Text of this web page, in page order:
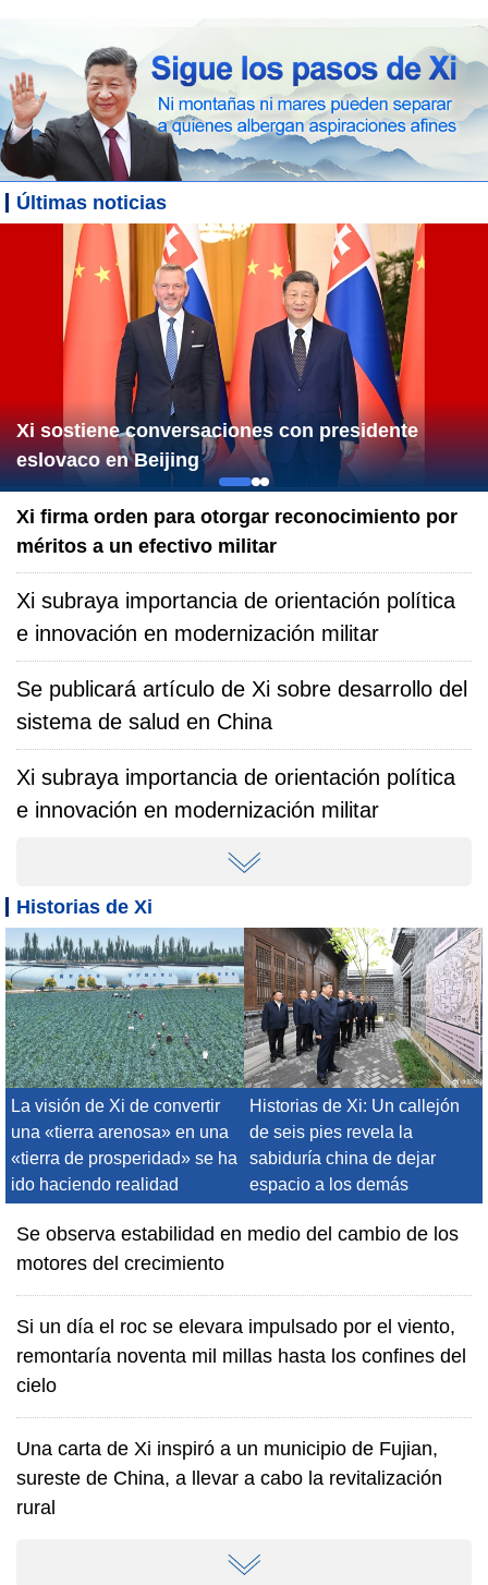
Últimas noticias
Xi sostiene conversaciones con presidente
eslovaco en Beijing
Xi firma orden para otorgar reconocimiento por
méritos a un efectivo militar
Xi subraya importancia de orientación política
e innovación en modernización militar
Se publicará artículo de Xi sobre desarrollo del
sistema de salud en China
Xi subraya importancia de orientación política
e innovación en modernización militar
Historias de Xi
La visión de Xi de convertir
una «tierra arenosa» en una
«tierra de prosperidad» se ha
ido haciendo realidad
Historias de Xi: Un callejón
de seis pies revela la
sabiduría china de dejar
espacio a los demás
Se observa estabilidad en medio del cambio de los
motores del crecimiento
Si un día el roc se elevara impulsado por el viento,
remontaría noventa mil millas hasta los confines del
cielo
Una carta de Xi inspiró a un municipio de Fujian,
sureste de China, a llevar a cabo la revitalización
rural